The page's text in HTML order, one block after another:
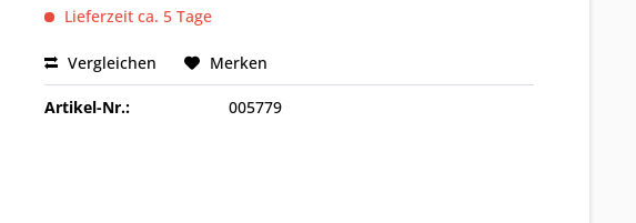
Lieferzeit ca. 5 Tage
Vergleichen Merken
Artikel-Nr.: 005779